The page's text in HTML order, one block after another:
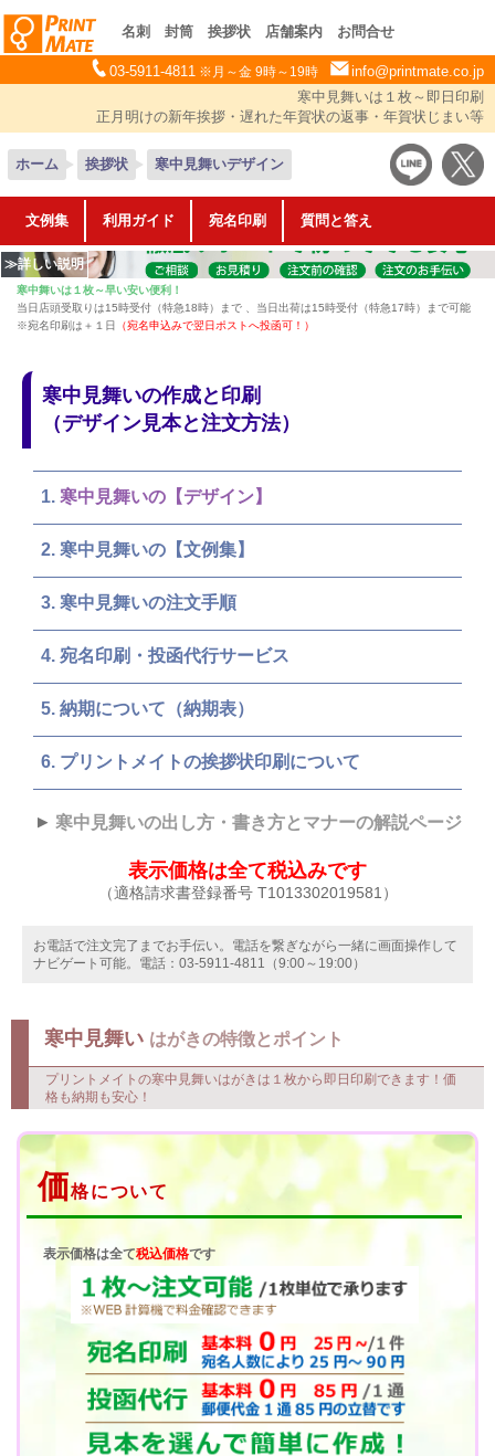
名刺 封筒 挨拶状 店舗案内 お問合せ
03-5911-4811 ※月～金 9時～19時
info@printmate.co.jp
寒中見舞いは１枚～即日印刷
正月明けの新年挨拶・遅れた年賀状の返事・年賀状じまい等
ホーム 挨拶状 寒中見舞いデザイン
文例集 利用ガイド 宛名印刷 質問と答え
寒中舞いは１枚～早い安い便利！
寒中見舞いの作成と印刷
（デザイン見本と注文方法）
寒中見舞いの【デザイン】
寒中見舞いの【文例集】
寒中見舞いの注文手順
宛名印刷・投函代行サービス
プリントメイトの挨拶状印刷について
寒中見舞いの出し方・書き方とマナーの解説ページ
（適格請求書登録番号 T1013302019581）
お電話で注文完了までお手伝い。電話を繋ぎながら一緒に画面操作して
ナビゲート可能。電話：03-5911-4811（9:00～19:00）
寒中見舞い はがきの特徴とポイント
プリントメイトの寒中見舞いはがきは１枚から即日印刷できます！価
格も納期も安心！
価格について
表示価格は全て税込価格 です